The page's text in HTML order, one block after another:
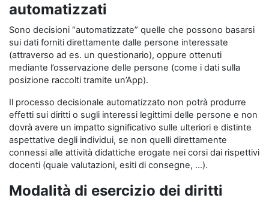
automatizzati
Sono decisioni “automatizzate” quelle che possono basarsi
sui dati forniti direttamente dalle persone interessate
(attraverso ad es. un questionario), oppure ottenuti
mediante l’osservazione delle persone (come i dati sulla
posizione raccolti tramite un’App).
Il processo decisionale automatizzato non potrà produrre
effetti sui diritti o sugli interessi legittimi delle persone e non
dovrà avere un impatto significativo sulle ulteriori e distinte
aspettative degli individui, se non quelli direttamente
connessi alle attività didattiche erogate nei corsi dai rispettivi
docenti (quale valutazioni, esiti di consegne, …).
Modalità di esercizio dei diritti